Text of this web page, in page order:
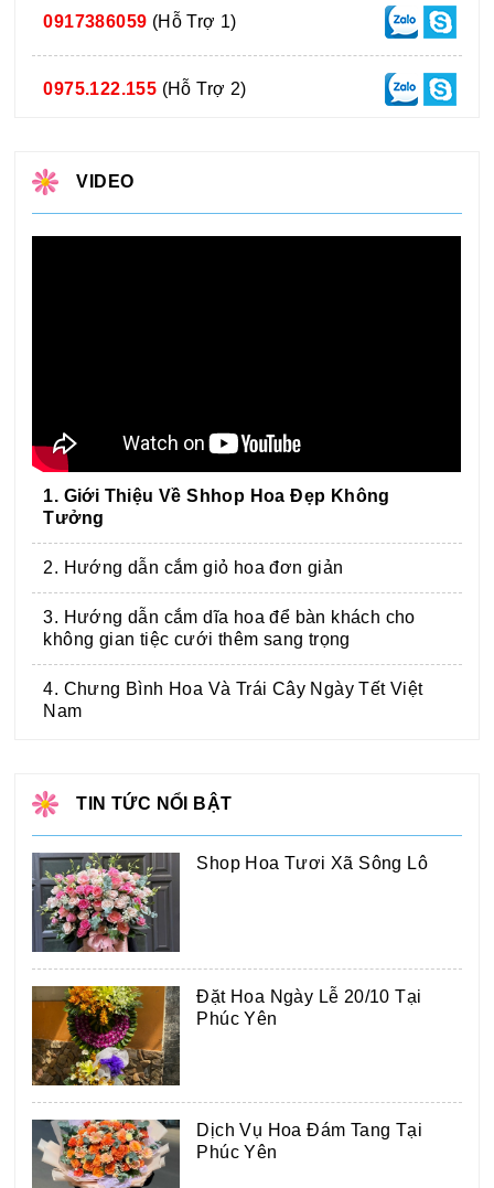
0917386059 (Hỗ Trợ 1)
0975.122.155 (Hỗ Trợ 2)
VIDEO
1. Giới Thiệu Về Shhop Hoa Đẹp Không
Tưởng
2. Hướng dẫn cắm giỏ hoa đơn giản
3. Hướng dẫn cắm dĩa hoa để bàn khách cho
không gian tiệc cưới thêm sang trọng
4. Chưng Bình Hoa Và Trái Cây Ngày Tết Việt
Nam
TIN TỨC NỔI BẬT
Shop Hoa Tươi Xã Sông Lô
Đặt Hoa Ngày Lễ 20/10 Tại
Phúc Yên
Dịch Vụ Hoa Đám Tang Tại
Phúc Yên